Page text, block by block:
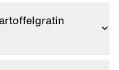
Hähnchenbrust und